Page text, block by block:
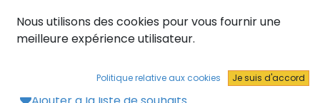
Nous utilisons des cookies pour vous fournir une
meilleure expérience utilisateur.
Politique relative aux cookies Je suis d'accord